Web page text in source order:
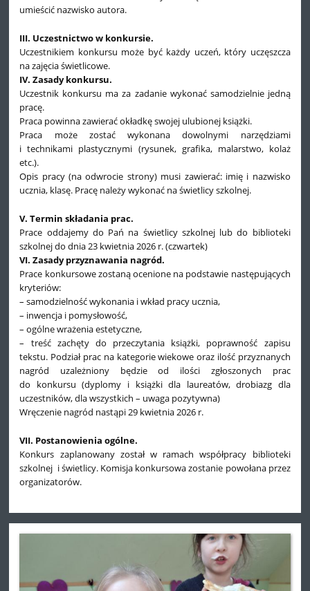
umieścić nazwisko autora.
III. Uczestnictwo w konkursie.
Uczestnikiem konkursu może być każdy uczeń, który uczęszcza
na zajęcia świetlicowe.
IV. Zasady konkursu.
Uczestnik konkursu ma za zadanie wykonać samodzielnie jedną
pracę.
Praca powinna zawierać okładkę swojej ulubionej książki.
Praca może zostać wykonana dowolnymi narzędziami
i technikami plastycznymi (rysunek, grafika, malarstwo, kolaż
etc.).
Opis pracy (na odwrocie strony) musi zawierać: imię i nazwisko
ucznia, klasę. Pracę należy wykonać na świetlicy szkolnej.
V. Termin składania prac.
Prace oddajemy do Pań na świetlicy szkolnej lub do biblioteki
szkolnej do dnia 23 kwietnia 2026 r. (czwartek)
VI. Zasady przyznawania nagród.
Prace konkursowe zostaną ocenione na podstawie następujących
kryteriów:
– samodzielność wykonania i wkład pracy ucznia,
– inwencja i pomysłowość,
– ogólne wrażenia estetyczne,
– treść zachęty do przeczytania książki, poprawność zapisu
tekstu. Podział prac na kategorie wiekowe oraz ilość przyznanych
nagród uzależniony będzie od ilości zgłoszonych prac
do konkursu (dyplomy i książki dla laureatów, drobiazg dla
uczestników, dla wszystkich – uwaga pozytywna)
Wręczenie nagród nastąpi 29 kwietnia 2026 r.
VII. Postanowienia ogólne.
Konkurs zaplanowany został w ramach współpracy biblioteki
szkolnej i świetlicy. Komisja konkursowa zostanie powołana przez
organizatorów.